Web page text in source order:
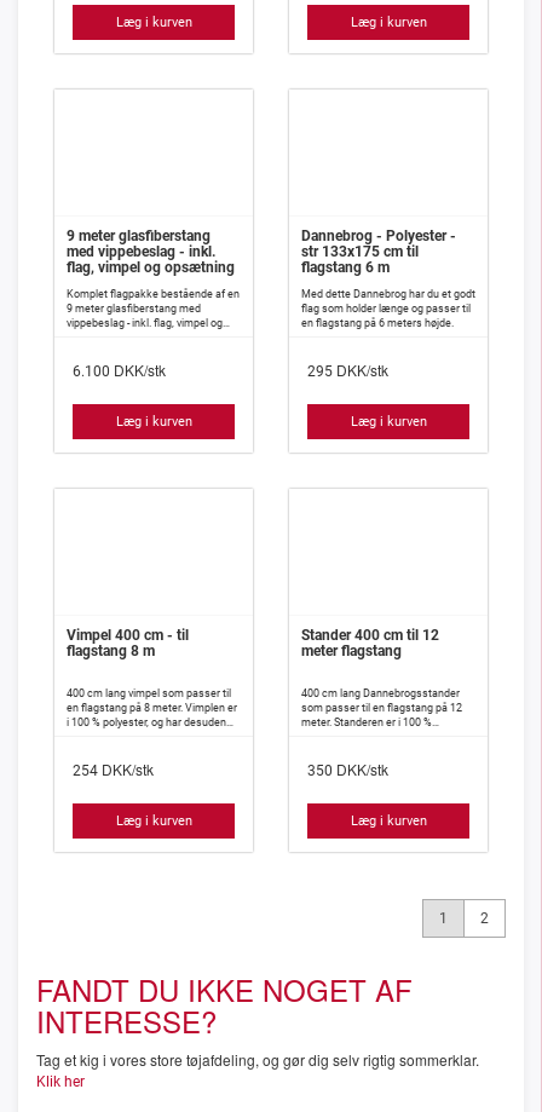
Læg i kurven Læg i kurven
9 meter glasfiberstang
med vippebeslag - inkl.
flag, vimpel og opsætning
Komplet flagpakke bestående af en
9 meter glasfiberstang med
vippebeslag - inkl. flag, vimpel og
6.100 DKK/stk
Læg i kurven
Dannebrog - Polyester -
str 133x175 cm til
flagstang 6 m
Med dette Dannebrog har du et godt
flag som holder længe og passer til
en flagstang på 6 meters højde.
295 DKK/stk
Læg i kurven
Vimpel 400 cm - til
flagstang 8 m
400 cm lang vimpel som passer til
en flagstang på 8 meter. Vimplen er
i 100 % polyester, og har desuden
254 DKK/stk
Læg i kurven
Stander 400 cm til 12
meter flagstang
400 cm lang Dannebrogsstander
som passer til en flagstang på 12
meter. Standeren er i 100 %
vanskeligt slår knuder.
350 DKK/stk
Læg i kurven
1 2
FANDT DU IKKE NOGET AF
INTERESSE?
Tag et kig i vores store tøjafdeling, og gør dig selv rigtig sommerklar.
Klik her